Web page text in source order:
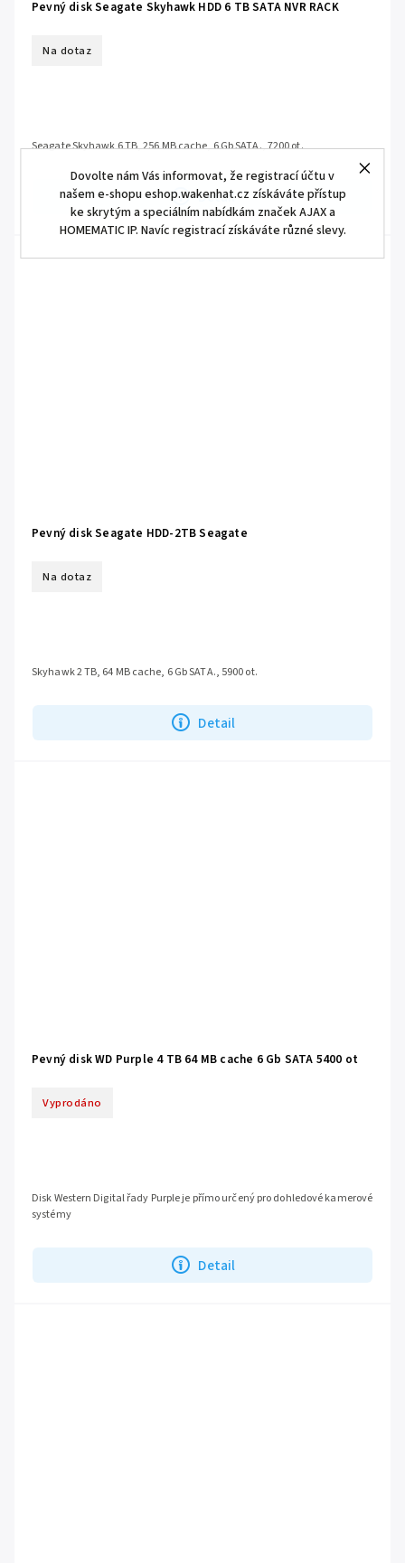
Dovolte nám Vás informovat, že registrací účtu v
našem e-shopu eshop.wakenhat.cz získáváte přístup
ke skrytým a speciálním nabídkám značek AJAX a
HOMEMATIC IP. Navíc registrací získáváte různé slevy.
Pevný disk Seagate Skyhawk HDD 6 TB SATA NVR RACK
Na dotaz
Detail
Seagate Skyhawk 6 TB, 256 MB cache, 6 Gb SATA., 7200 ot.
Pevný disk Seagate HDD-2TB Seagate
Na dotaz
Detail
Skyhawk 2 TB, 64 MB cache, 6 Gb SATA., 5900 ot.
Pevný disk WD Purple 4 TB 64 MB cache 6 Gb SATA 5400 ot
Vyprodáno
Detail
Disk Western Digital řady Purple je přímo určený pro dohledové kamerové
systémy